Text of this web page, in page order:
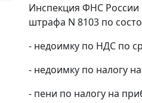
Инспекция ФНС России
штрафа N 8103 по
- недоимку по НДС по
- недоимку по налогу
- пени по налогу на